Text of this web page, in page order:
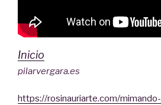
Inicio
pilarvergara.es
https://rosinauriarte.com/